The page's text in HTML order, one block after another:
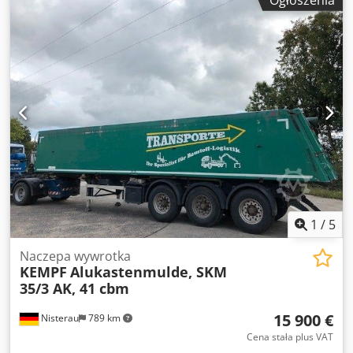
konfiguracja osi:6x2 , rozstaw osi: 3 950 mm
, hamulce:
hamowanie silnikiem, kolor: biały , kabin kierowcy:kabina
dzienna, typ przekładni:automatyczny , klasa emisji:Euro
4, zawieszenie: powietrze , liczba miejsc:4, całkowita
długość:
9 750 mm
ABS, blokada
mechanizmu różnicowego, klimatyzacja
, Zöller Medium
XXL nr A0001106. Niewiążąca oferta – zastrzegamy sobie
prawo do zmian i sprzedaży pośredniej. Sprzedaż odbywa
się z wyłączeniem wszelkiej gwarancji. Wszystkie
informacje podane bez gwarancji poprawności! Dksdpfx
Acswckvusksr
1 / 5
Nisterau 789 km
Naczepa wywrotka
KEMPF Alukastenmulde, SKM
35/3 AK, 41 cbm
15 900 €
Cena stała plus VAT